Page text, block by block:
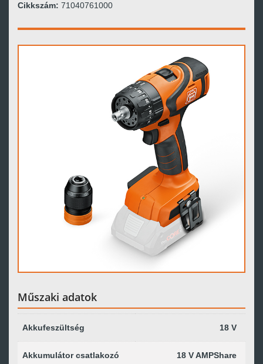
Cikkszám: 71040761000
Műszaki adatok
Akkufeszültség 18 V
Akkumulátor csatlakozó 18 V AMPShare